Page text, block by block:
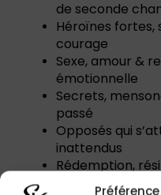
de seconde
Héroïnes fortes,
courage
Sexe, amour &
émotionnelle
Secrets,
passé
Opposés qui
inattendus
Rédemption,
transformateur